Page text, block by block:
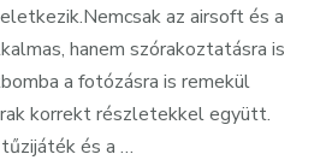
az airsoft és a
hanem szórakoztatásra is
a fotózásra is remekül
korrekt részletekkel együtt.
és a …